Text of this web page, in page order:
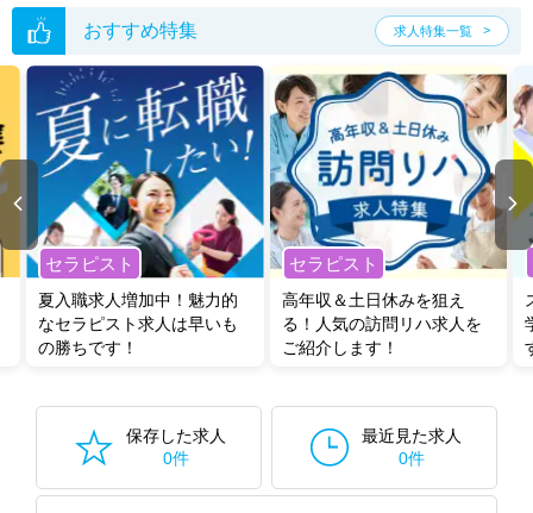
転職支援の他、情報収集や募集状況の確認も、お気軽にご相談くださ
い。
おすすめ特集 求人特集一覧
セラピスト
夏入職求人増加中！魅力的
なセラピスト求人は早いも
の勝ちです！
セラピスト
高年収＆土日休みを狙え
る！人気の訪問リハ求人を
ご紹介します！
保存した求人
0件
最近見た求人
0件